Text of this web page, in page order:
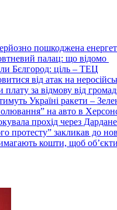
пошкоджена
палац: що відомо
Бєлгород: ціль – ТЕЦ
від атак на
плату за відмову від
Україні ракети –
на авто в
прохід через
протесту” закликав до
кошти, щоб